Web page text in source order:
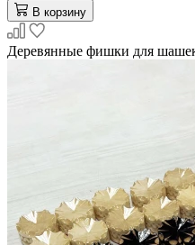
В корзину
Деревянные фишки для